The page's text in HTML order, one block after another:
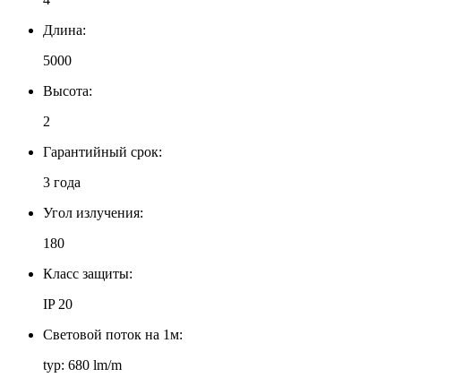
Длина:
5000
Высота:
2
Гарантийный срок:
3 года
Угол излучения:
180
Класс защиты:
IP 20
Световой поток на 1м:
typ: 680 lm/m